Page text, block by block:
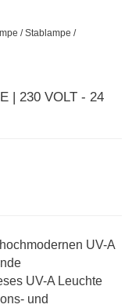
| 230 VOLT - 24
UV-A
UV-A Leuchte
und